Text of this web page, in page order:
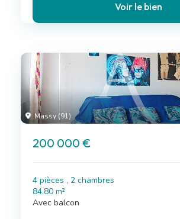
Voir le bien
Massy (91)
200 000 €
4 pièces , 2 chambres
84.80 m²
Avec balcon